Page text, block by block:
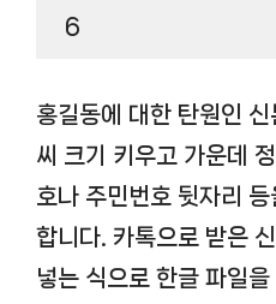
6
홍길동에 대한 탄원인
씨 크기 키우고 가운데
호나 주민번호 뒷자리
합니다. 카톡으로 받은
넣는 식으로 한글 파일